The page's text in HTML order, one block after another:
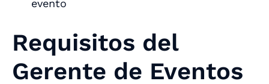
evento
Requisitos del
Gerente de Eventos